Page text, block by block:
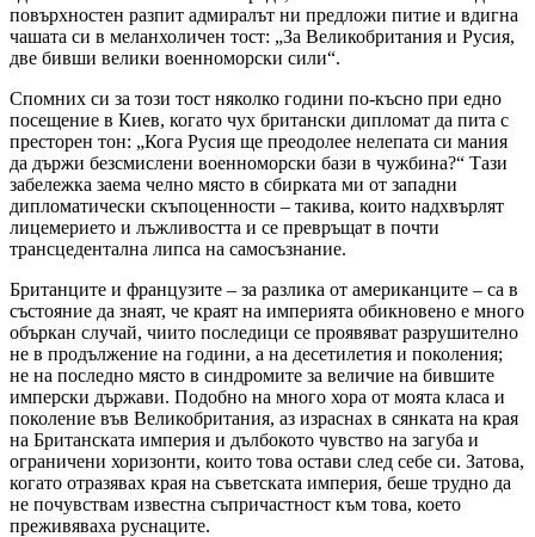
повърхностен разпит адмиралът ни предложи питие и вдигна
чашата си в меланхоличен тост: „За Великобритания и Русия,
две бивши велики военноморски сили“.
Спомних си за този тост няколко години по-късно при едно
посещение в Киев, когато чух британски дипломат да пита с
престорен тон: „Кога Русия ще преодолее нелепата си мания
да държи безсмислени военноморски бази в чужбина?“ Тази
забележка заема челно място в сбирката ми от западни
дипломатически скъпоценности – такива, които надхвърлят
лицемерието и лъжливостта и се превръщат в почти
трансцедентална липса на самосъзнание.
Британците и французите – за разлика от американците – са в
състояние да знаят, че краят на империята обикновено е много
объркан случай, чиито последици се проявяват разрушително
не в продължение на години, а на десетилетия и поколения;
не на последно място в синдромите за величие на бившите
имперски държави. Подобно на много хора от моята класа и
поколение във Великобритания, аз израснах в сянката на края
на Британската империя и дълбокото чувство на загуба и
ограничени хоризонти, които това остави след себе си. Затова,
когато отразявах края на съветската империя, беше трудно да
не почувствам известна съпричастност към това, което
преживяваха руснаците.